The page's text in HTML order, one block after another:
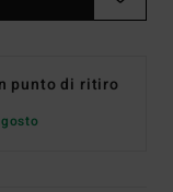
punto di ritiro